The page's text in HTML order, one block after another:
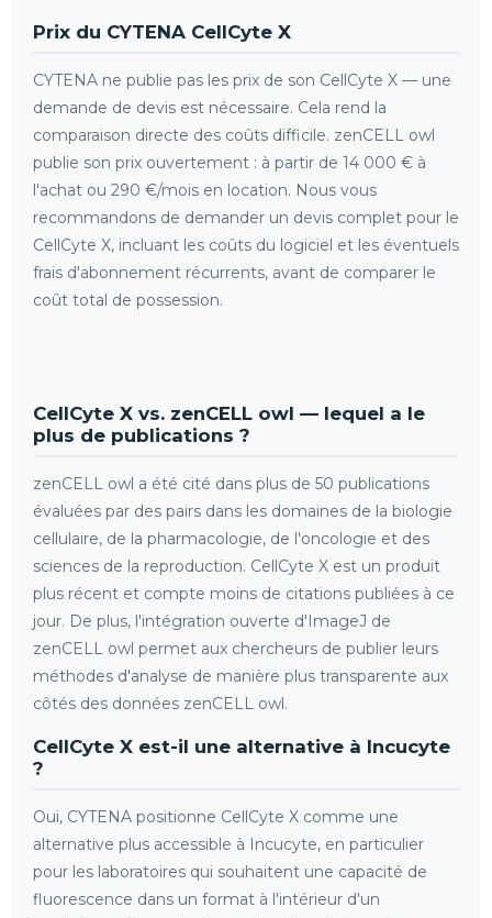
Prix du CYTENA CellCyte X
CYTENA ne publie pas les prix de son CellCyte X — une
demande de devis est nécessaire. Cela rend la
comparaison directe des coûts difficile. zenCELL owl
publie son prix ouvertement : à partir de 14 000 € à
l'achat ou 290 €/mois en location. Nous vous
recommandons de demander un devis complet pour le
CellCyte X, incluant les coûts du logiciel et les éventuels
frais d'abonnement récurrents, avant de comparer le
coût total de possession.
CellCyte X vs. zenCELL owl — lequel a le
plus de publications ?
zenCELL owl a été cité dans plus de 50 publications
évaluées par des pairs dans les domaines de la biologie
cellulaire, de la pharmacologie, de l'oncologie et des
sciences de la reproduction. CellCyte X est un produit
plus récent et compte moins de citations publiées à ce
jour. De plus, l'intégration ouverte d'ImageJ de
zenCELL owl permet aux chercheurs de publier leurs
méthodes d'analyse de manière plus transparente aux
côtés des données zenCELL owl.
CellCyte X est-il une alternative à Incucyte
?
Oui, CYTENA positionne CellCyte X comme une
alternative plus accessible à Incucyte, en particulier
pour les laboratoires qui souhaitent une capacité de
fluorescence dans un format à l'intérieur d'un